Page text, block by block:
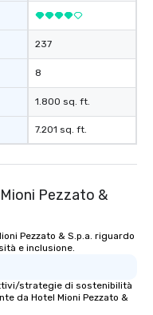
237
8
1.800 sq. ft.
7.201 sq. ft.
Pezzato &
Pezzato & S.p.a. riguardo
e inclusione.
strategie di sostenibilità
da Hotel Mioni Pezzato &